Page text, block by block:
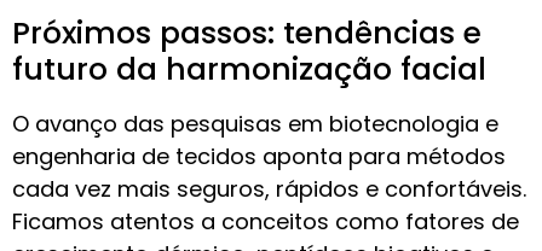
Próximos passos: tendências e
futuro da harmonização facial
O avanço das pesquisas em biotecnologia e
engenharia de tecidos aponta para métodos
cada vez mais seguros, rápidos e confortáveis.
Ficamos atentos a conceitos como fatores de